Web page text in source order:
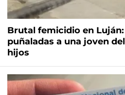
Brutal femicidio en
puñaladas a una joven
hijos